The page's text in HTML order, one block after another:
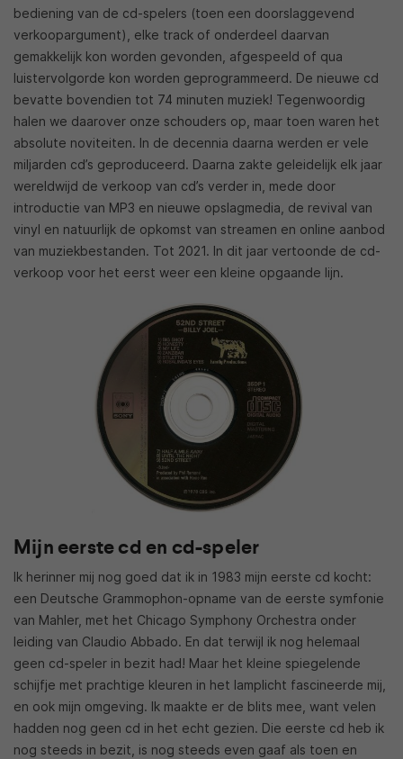
bediening van de cd-spelers (toen een doorslaggevend
verkoopargument), elke track of onderdeel daarvan
gemakkelijk kon worden gevonden, afgespeeld of qua
luistervolgorde kon worden geprogrammeerd. De nieuwe cd
bevatte bovendien tot 74 minuten muziek! Tegenwoordig
halen we daarover onze schouders op, maar toen waren het
absolute noviteiten. In de decennia daarna werden er vele
miljarden cd’s geproduceerd. Daarna zakte geleidelijk elk jaar
wereldwijd de verkoop van cd’s verder in, mede door
introductie van MP3 en nieuwe opslagmedia, de revival van
vinyl en natuurlijk de opkomst van streamen en online aanbod
van muziekbestanden. Tot 2021. In dit jaar vertoonde de cd-
verkoop voor het eerst weer een kleine opgaande lijn.
Mijn eerste cd en cd-speler
Ik herinner mij nog goed dat ik in 1983 mijn eerste cd kocht:
een Deutsche Grammophon-opname van de eerste symfonie
van Mahler, met het Chicago Symphony Orchestra onder
leiding van Claudio Abbado. En dat terwijl ik nog helemaal
geen cd-speler in bezit had! Maar het kleine spiegelende
schijfje met prachtige kleuren in het lamplicht fascineerde mij,
en ook mijn omgeving. Ik maakte er de blits mee, want velen
hadden nog geen cd in het echt gezien. Die eerste cd heb ik
nog steeds in bezit, is nog steeds even gaaf als toen en